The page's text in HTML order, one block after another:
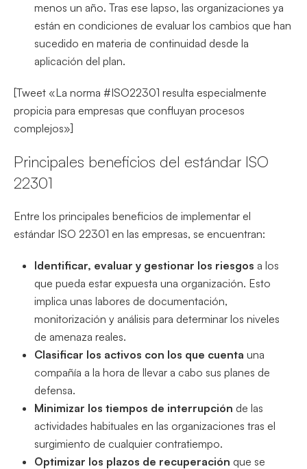
menos un año. Tras ese lapso, las organizaciones ya
están en condiciones de evaluar los cambios que han
sucedido en materia de continuidad desde la
aplicación del plan.
[Tweet «La norma #ISO22301 resulta especialmente
propicia para empresas que confluyan procesos
complejos»]
Principales beneficios del estándar ISO
22301
Entre los principales beneficios de implementar el
estándar ISO 22301 en las empresas, se encuentran:
Identificar, evaluar y gestionar los riesgos a los
que pueda estar expuesta una organización. Esto
implica unas labores de documentación,
monitorización y análisis para determinar los niveles
de amenaza reales.
Clasificar los activos con los que cuenta una
compañía a la hora de llevar a cabo sus planes de
defensa.
Minimizar los tiempos de interrupción de las
actividades habituales en las organizaciones tras el
surgimiento de cualquier contratiempo.
Optimizar los plazos de recuperación que se